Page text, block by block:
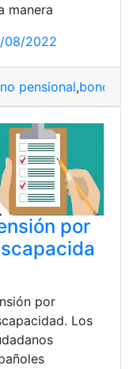
y Cesantías
manera
08/2022
pensional,bonos y
por
por
Los